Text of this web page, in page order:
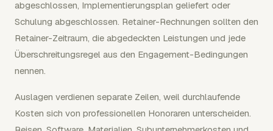
abgeschlossen, Implementierungsplan geliefert oder
Schulung abgeschlossen. Retainer-Rechnungen sollten den
Retainer-Zeitraum, die abgedeckten Leistungen und jede
Überschreitungsregel aus den Engagement-Bedingungen
nennen.
Auslagen verdienen separate Zeilen, weil durchlaufende
Kosten sich von professionellen Honoraren unterscheiden.